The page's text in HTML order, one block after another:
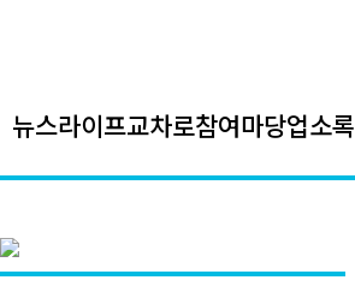
뉴스라이프교차로참여마당업소록